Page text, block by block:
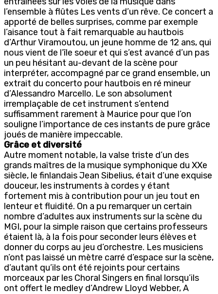
l’ensemble à flûtes Les vents d’un rêve. Ce concert a
apporté de belles surprises, comme par exemple
l’aisance tout à fait remarquable au hautbois
d’Arthur Viramoutou, un jeune homme de 12 ans, qui
nous vient de l’île soeur et qui s’est avancé d’un pas
un peu hésitant au-devant de la scène pour
interpréter, accompagné par ce grand ensemble, un
extrait du concerto pour hautbois en ré mineur
d’Alessandro Marcello. Le son absolument
irremplaçable de cet instrument s’entend
suffisamment rarement à Maurice pour que l’on
souligne l’importance de ces instants de pure grâce
joués de manière impeccable.
Grâce et diversité
Autre moment notable, la valse triste d’un des
grands maîtres de la musique symphonique du XXe
siècle, le finlandais Jean Sibelius, était d’une exquise
douceur, les instruments à cordes y étant
fortement mis à contribution pour un jeu tout en
lenteur et fluidité. On a pu remarquer un certain
nombre d’adultes aux instruments sur la scène du
MGI, pour la simple raison que certains professeurs
étaient là, à la fois pour seconder leurs élèves et
donner du corps au jeu d’orchestre. Les musiciens
n’ont pas laissé un mètre carré d’espace sur la scène,
d’autant qu’ils ont été rejoints pour certains
morceaux par les Choral Singers en final lorsqu’ils
ont offert le medley d’Andrew Lloyd Webber, A